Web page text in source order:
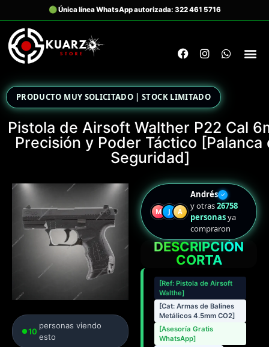
PRODUCTO MUY SOLICITADO | STOCK LIMITADO
Pistola de Airsoft Walther P22 Cal
Precisión y Poder Táctico [Palanca
Seguridad]
10
personas viendo
esto
M J A
Andrés ✓
y otras26758
personasya
compraron
DESCRIPCIÓN
CORTA
[Ref: Pistola de Airsoft
Walthe]
[Cat: Armas de Balines
Metálicos 4.5mm CO2]
[Asesoría Gratis
WhatsApp]